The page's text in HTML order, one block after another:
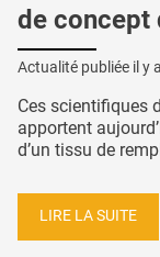
de concept
Actualité publiée il y a
Ces scientifiques
apportent
d’un tissu de
LIRE LA SUITE